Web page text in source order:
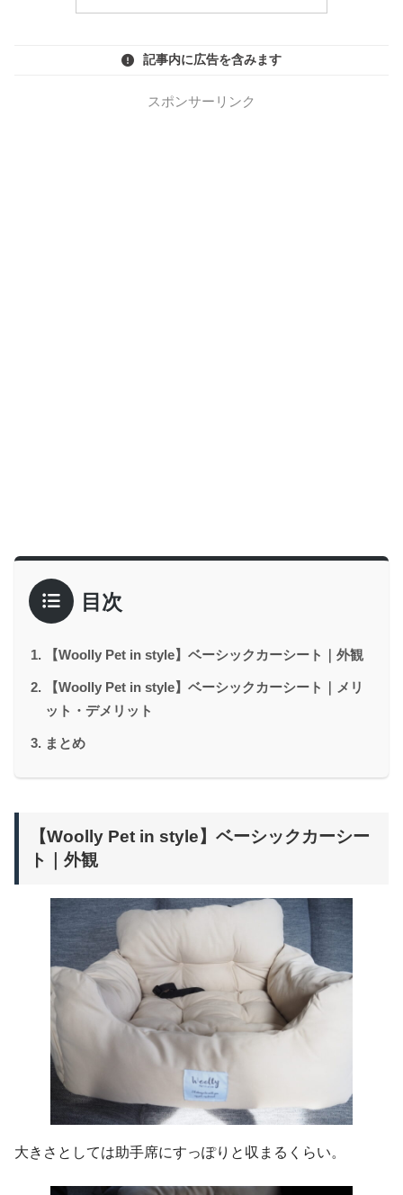
記事内に広告を含みます
スポンサーリンク
目次
【Woolly Pet in style】ベーシックカーシート｜外観
【Woolly Pet in style】ベーシックカーシート｜メリ
ット・デメリット
まとめ
【Woolly Pet in style】ベーシックカーシー
ト｜外観
大きさとしては助手席にすっぽりと収まるくらい。